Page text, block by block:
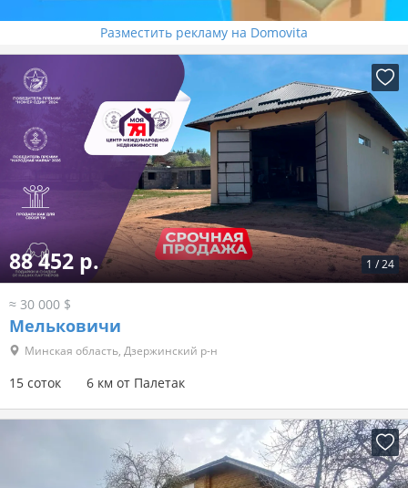
Разместить рекламу на Domovita
1 /24
88 452 р.
≈ 30 000 $
Мельковичи
Минская область, Дзержинский р-н
15 соток 6 км от Палетак